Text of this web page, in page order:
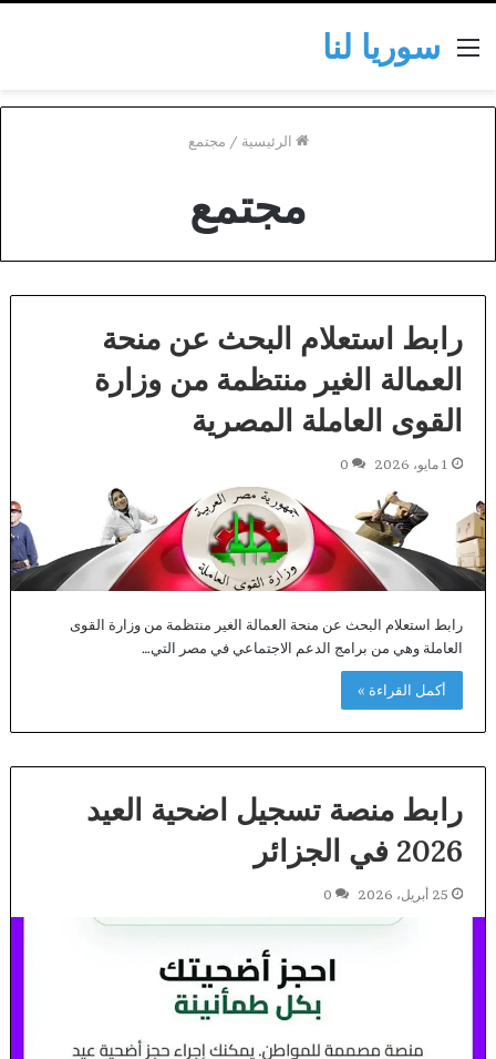
سوريا لناالقائمة
الرئيسية / مجتمع
مجتمع
رابط استعلام البحث عن منحة
العمالة الغير منتظمة من وزارة
القوى العاملة المصرية
1 مايو، 2026 0
رابط استعلام البحث عن منحة العمالة الغير منتظمة من وزارة القوى
العاملة وهي من برامج الدعم الاجتماعي في مصر التي…
أكمل القراءة »
رابط منصة تسجيل اضحية العيد
2026 في الجزائر
25 أبريل، 2026 0